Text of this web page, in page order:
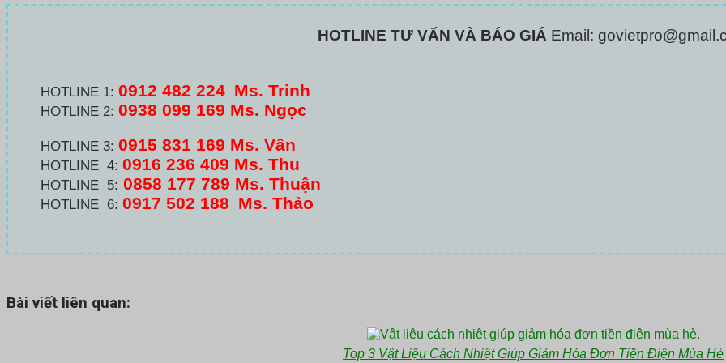
HOTLINE TƯ VẤN VÀ BÁO GIÁ Email:
HOTLINE 1: 0912 482 224 Ms. Trinh
HOTLINE 2: 0938 099 169 Ms. Ngọc
HOTLINE 3: 0915 831 169 Ms. Vân
HOTLINE 4: 0916 236 409 Ms. Thu
HOTLINE 5: 0858 177 789 Ms. Thuận
HOTLINE 6: 0917 502 188 Ms. Thảo
Bài viết liên quan:
Top 3 Vật Liệu Cách Nhiệt Giúp Giảm Hóa Đơn Tiền Điện Mùa Hè